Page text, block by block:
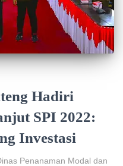
Hadiri
SPI 2022:
Investasi
Penanaman Modal dan